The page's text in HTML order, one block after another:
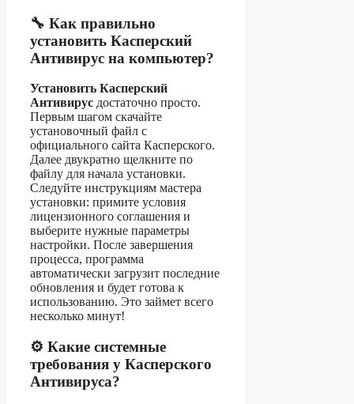
🔧 Как правильно
установить Касперский
Антивирус на компьютер?
Установить Касперский
Антивирус достаточно просто.
Первым шагом скачайте
установочный файл с
официального сайта Касперского.
Далее двукратно щелкните по
файлу для начала установки.
Следуйте инструкциям мастера
установки: примите условия
лицензионного соглашения и
выберите нужные параметры
настройки. После завершения
процесса, программа
автоматически загрузит последние
обновления и будет готова к
использованию. Это займет всего
несколько минут!
⚙️ Какие системные
требования у Касперского
Антивируса?